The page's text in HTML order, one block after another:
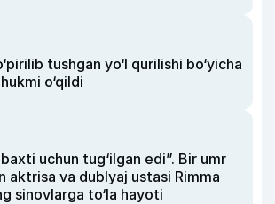
tushgan yo‘l qurilishi bo‘yicha
o‘qildi
uchun tug‘ilgan edi”. Bir umr
aktrisa va dublyaj ustasi Rimma
sinovlarga to‘la hayoti